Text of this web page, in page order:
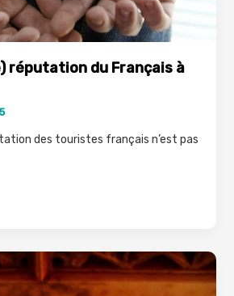
réputation du Français à
des touristes français n’est pas